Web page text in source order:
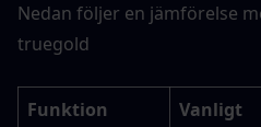
Nedan följer en jämförelse
truegold
Funktion
Vanligt